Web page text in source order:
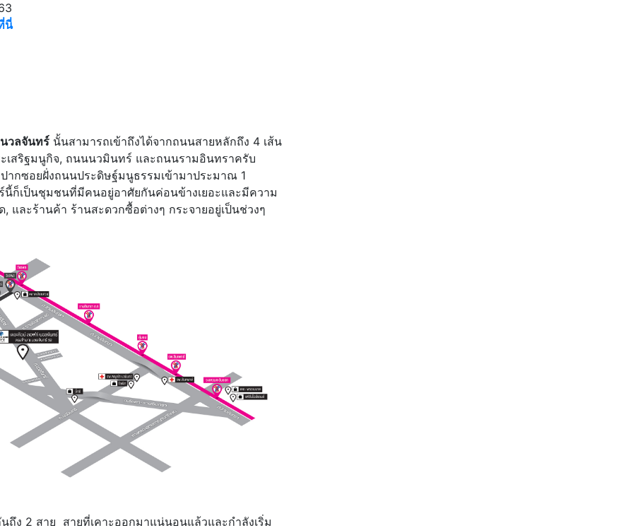
นี่
วลจันทร์ นั้นสามารถเข้าถึงได้จากถนนสายหลักถึง 4 เส้น
สริฐมนูกิจ, ถนนนวมินทร์ และถนนรามอินทราครับ
ากซอยฝั่งถนนประดิษฐ์มนูธรรมเข้ามาประมาณ 1
ก็เป็นชุมชนที่มีคนอยู่อาศัยกันค่อนข้างเยอะและมีความ
และร้านค้า ร้านสะดวกซื้อต่างๆ กระจายอยู่เป็นช่วงๆ
ง 2 สาย สายที่เคาะออกมาแน่นอนแล้วและกำลังเริ่ม